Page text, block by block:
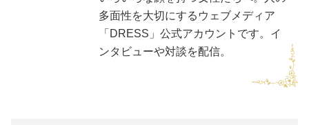
多面性を大切にするウェブメディア
「DRESS」公式アカウントです。イ
ンタビューや対談を配信。